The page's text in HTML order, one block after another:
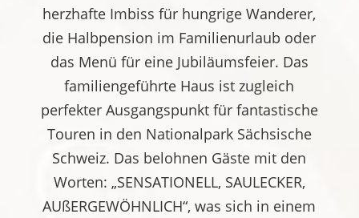
herzhafte Imbiss für hungrige Wanderer,
die Halbpension im Familienurlaub oder
das Menü für eine Jubiläumsfeier. Das
familiengeführte Haus ist zugleich
perfekter Ausgangspunkt für fantastische
Touren in den Nationalpark Sächsische
Schweiz. Das belohnen Gäste mit den
Worten: „SENSATIONELL, SAULECKER,
AUßERGEWÖHNLICH“, was sich in einem